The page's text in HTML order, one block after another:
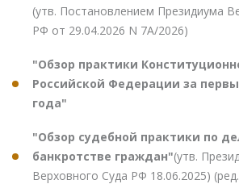
(утв. Постановлением Президиума
РФ от 29.04.2026 N 7А/2026)
"Обзор практики
Российской Федерации за
года"
"Обзор судебной практики по
банкротстве граждан"(утв.
Верховного Суда РФ 18.06.2025)